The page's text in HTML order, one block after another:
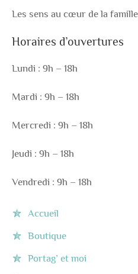
Les sens au cœur de la
Horaires d’ouvertures
Lundi : 9h – 18h
Mardi : 9h – 18h
Mercredi : 9h – 18h
Jeudi : 9h – 18h
Vendredi : 9h – 18h
Accueil
Boutique
Portag’ et moi